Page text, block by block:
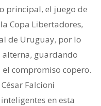
principal, el juego de
Copa Libertadores,
de Uruguay, por lo
guardando
compromiso copero.
Falcioni
en esta